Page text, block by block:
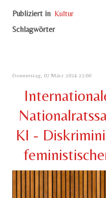
Publiziert in Kultur
Schlagwörter
Donnerstag, 07 März 2024 22:00
KI -